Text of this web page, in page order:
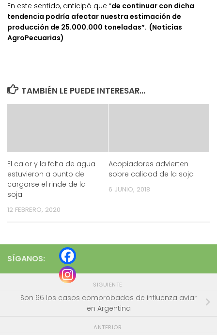
En este sentido, anticipó que “de continuar con dicha
tendencia podría afectar nuestra estimación de
producción de 25.000.000 toneladas”. (Noticias
AgroPecuarias)
TAMBIÉN LE PUEDE INTERESAR...
El calor y la falta de agua
estuvieron a punto de
cargarse el rinde de la
soja
12 FEBRERO, 2020
Acopiadores advierten
sobre calidad de la soja
6 JUNIO, 2018
SÍGANOS:
SIGUIENTE
Son 66 los casos comprobados de influenza aviar
en Argentina
ANTERIOR